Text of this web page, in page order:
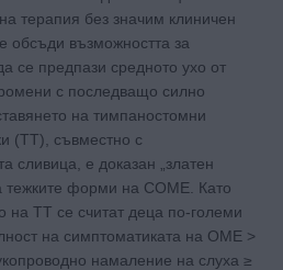
терапия без значим клиничен
обсъди възможността за
се предпази средното ухо от
с последващо силно
на тимпаностомни
(ТТ), съвместно с
сливица, е доказан „златен
тежките форми на COME. Като
на ТТ се считат деца по-големи
на симптоматиката на ОМЕ >
намаление на слуха ≥